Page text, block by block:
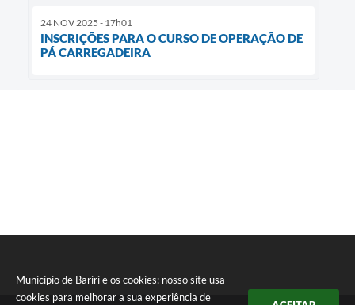
Município de Bariri e os cookies: nosso site usa
cookies para melhorar a sua experiência de
24 NOV 2025 - 17h01
INSCRIÇÕES PARA O CURSO DE OPERAÇÃO DE
PÁ CARREGADEIRA